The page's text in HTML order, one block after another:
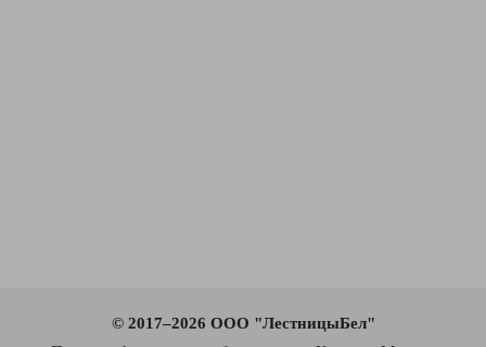
© 2017–2026 ООО "ЛестницыБел"